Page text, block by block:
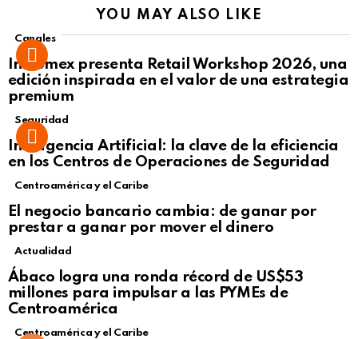
YOU MAY ALSO LIKE
Canales
Intcomex presenta Retail Workshop 2026, una
edición inspirada en el valor de una estrategia
premium
Seguridad
Inteligencia Artificial: la clave de la eficiencia
en los Centros de Operaciones de Seguridad
Centroamérica y el Caribe
El negocio bancario cambia: de ganar por
prestar a ganar por mover el dinero
Not Safe For Work
Click to view this post
Actualidad
Ábaco logra una ronda récord de US$53
millones para impulsar a las PYMEs de
Centroamérica
Centroamérica y el Caribe